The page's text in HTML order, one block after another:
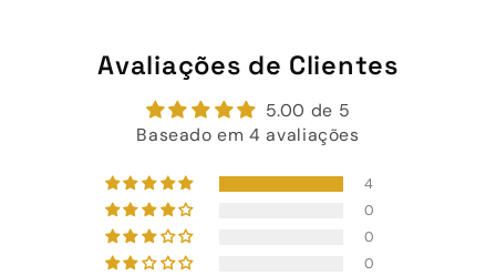
Avaliações de Clientes
5.00 de 5
Baseado em 4 avaliações
4
0
0
0